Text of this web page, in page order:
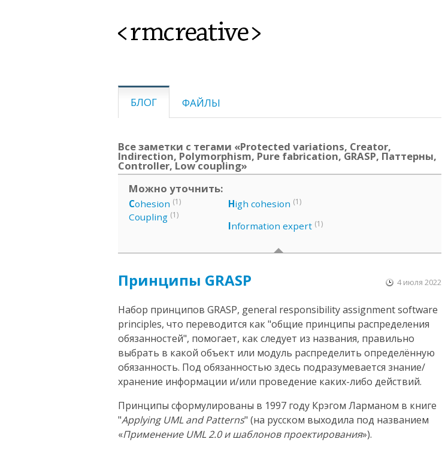
<rmcreative>
БЛОГ ФАЙЛЫ
Все заметки с тегами «Protected variations, Creator,
Indirection, Polymorphism, Pure fabrication, GRASP, Паттерны,
Controller, Low coupling»
Можно уточнить:
Cohesion (1)
Coupling (1)
High cohesion (1)
Information expert (1)
Принципы GRASP 4 июля 2022
Набор принципов GRASP, general responsibility assignment software
principles, что переводится как "общие принципы распределения
обязанностей", помогает, как следует из названия, правильно
выбрать в какой объект или модуль распределить определённую
обязанность. Под обязанностью здесь подразумевается знание/
хранение информации и/или проведение каких-либо действий.
Принципы сформулированы в 1997 году Крэгом Ларманом в книге
"Applying UML and Patterns" (на русском выходила под названием
«Применение UML 2.0 и шаблонов проектирования»).